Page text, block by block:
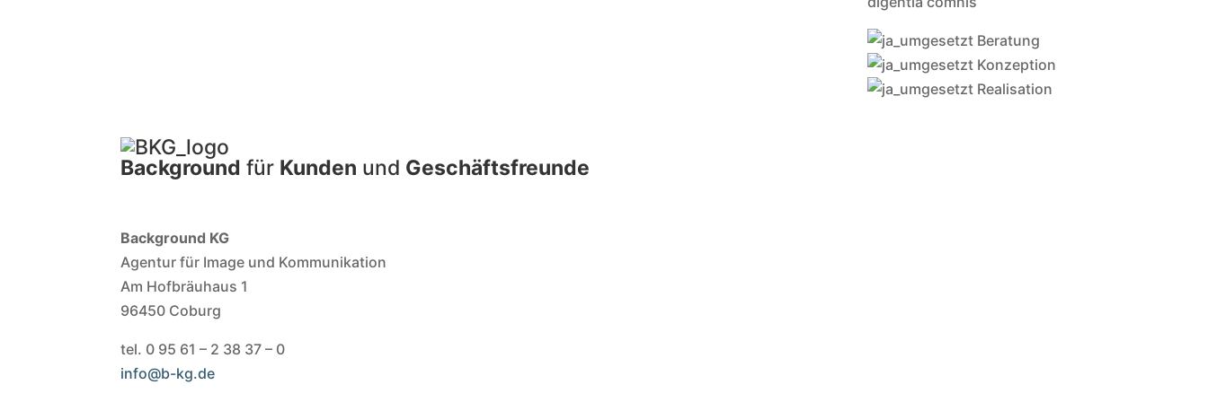
Beratung
Konzeption
Realisation
Background für Kunden und Geschäftsfreunde
Background KG
Agentur für Image und Kommunikation
Am Hofbräuhaus 1
96450 Coburg
tel. 0 95 61 – 2 38 37 – 0
info@b-kg.de